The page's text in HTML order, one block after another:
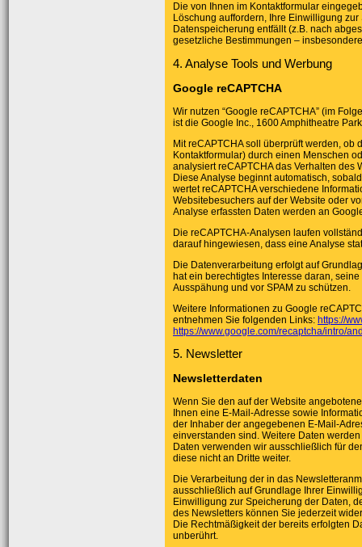
Die von Ihnen im Kontaktformular
Löschung auffordern, Ihre Einwilligung
Datenspeicherung entfällt (z.B. nach
gesetzliche Bestimmungen –
4. Analyse Tools und Werbung
Google reCAPTCHA
Wir nutzen “Google reCAPTCHA” (im
ist die Google Inc., 1600 Amphitheatre
Mit reCAPTCHA soll überprüft werden,
Kontaktformular) durch einen Menschen
analysiert reCAPTCHA das Verhalten
Diese Analyse beginnt automatisch,
wertet reCAPTCHA verschiedene
Websitebesuchers auf der Website oder
Analyse erfassten Daten werden an
Die reCAPTCHA-Analysen laufen
darauf hingewiesen, dass eine Analyse
Die Datenverarbeitung erfolgt auf
hat ein berechtigtes Interesse daran,
Ausspähung und vor SPAM zu schützen.
Weitere Informationen zu Google
entnehmen Sie folgenden Links: https://
https://www.google.com/recaptcha/intro/
5. Newsletter
Newsletterdaten
Wenn Sie den auf der Website
Ihnen eine E-Mail-Adresse sowie
der Inhaber der angegebenen E-Mail-
einverstanden sind. Weitere Daten
Daten verwenden wir ausschließlich für
diese nicht an Dritte weiter.
Die Verarbeitung der in das
ausschließlich auf Grundlage Ihrer
Einwilligung zur Speicherung der Daten,
des Newsletters können Sie jederzeit
Die Rechtmäßigkeit der bereits erfolgten
unberührt.